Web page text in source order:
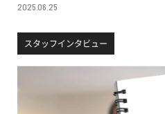
2025.06.25
スタッフインタビュー